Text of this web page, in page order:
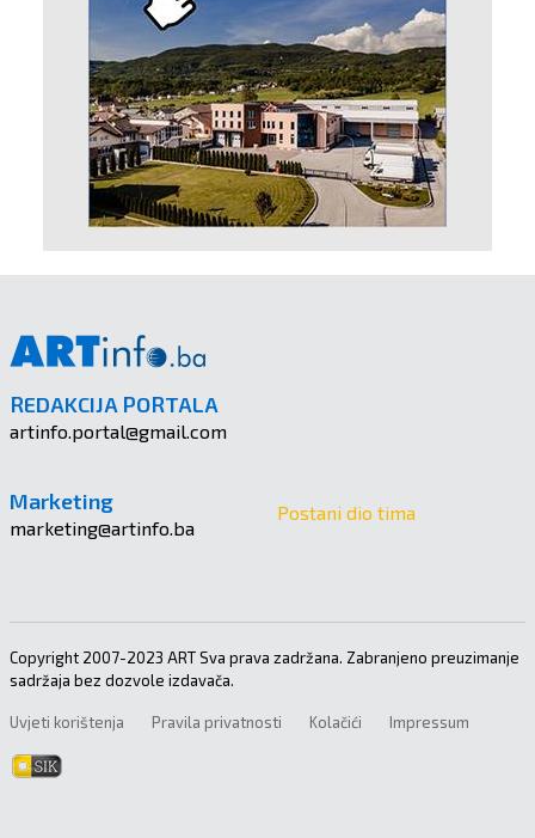
REDAKCIJA PORTALA
artinfo.portal@gmail.com
Marketing
marketing@artinfo.ba
Postani dio tima
Copyright 2007-2023 ART Sva prava zadržana. Zabranjeno preuzimanje
sadržaja bez dozvole izdavača.
Uvjeti korištenja Pravila privatnosti Kolačići Impressum